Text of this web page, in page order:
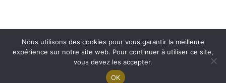
(c) 2022 Le-Collectionneur.com
| Informations légales | C.G.U |
Politique de confidentialité |
Espace affiliés
Nous utilisons des cookies pour vous garantir la meilleure
expérience sur notre site web. Pour continuer à utiliser ce site,
vous devez les accepter.
OK